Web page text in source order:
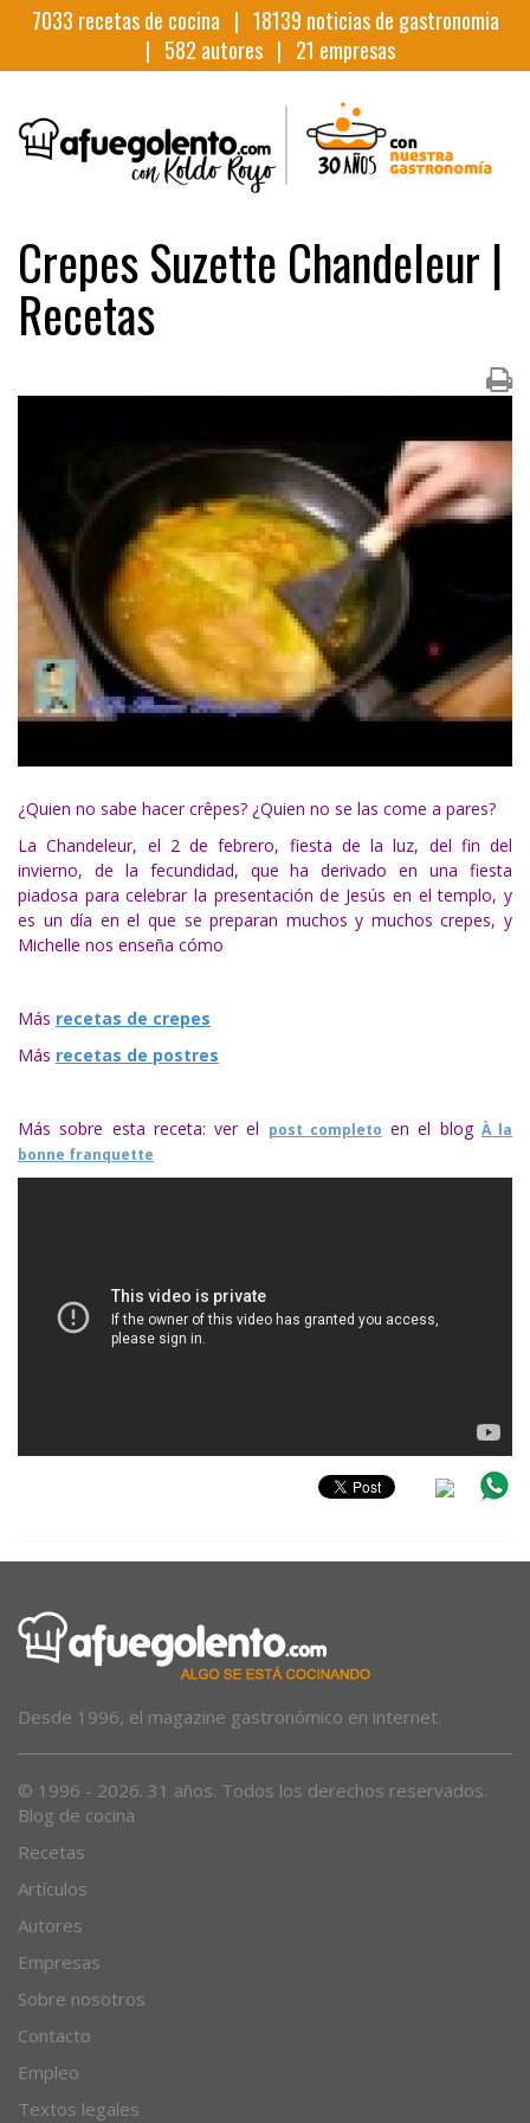
7033 recetas de cocina | 18139 noticias de gastronomia
| 582 autores | 21 empresas
Crepes Suzette Chandeleur |
Recetas
¿Quien no sabe hacer crêpes? ¿Quien no se las come a pares?
La Chandeleur, el 2 de febrero, fiesta de la luz, del fin del
invierno, de la fecundidad, que ha derivado en una fiesta
piadosa para celebrar la presentación de Jesús en el templo, y
es un día en el que se preparan muchos y muchos crepes, y
Michelle nos enseña cómo
Más recetas de crepes
Más recetas de postres
Más sobre esta receta: ver el post completo en el blog À la
bonne franquette
Desde 1996, el magazine gastronómico en internet.
© 1996 - 2026. 31 años. Todos los derechos reservados.
Blog de cocina
Recetas
Artículos
Autores
Empresas
Sobre nosotros
Contacto
Empleo
Textos legales